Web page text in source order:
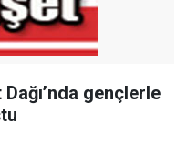
gençlerle